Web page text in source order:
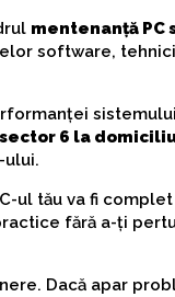
mentenanță PC
software,
6 la
ului.
ul tău va fi
fără a-ți
Dacă apar